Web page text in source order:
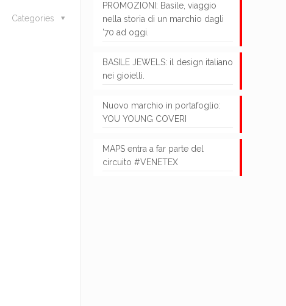
Categories
PROMOZIONI: Basile, viaggio
nella storia di un marchio dagli
’70 ad oggi.
BASILE JEWELS: il design italiano
nei gioielli.
Nuovo marchio in portafoglio:
YOU YOUNG COVERI
MAPS entra a far parte del
circuito #VENETEX